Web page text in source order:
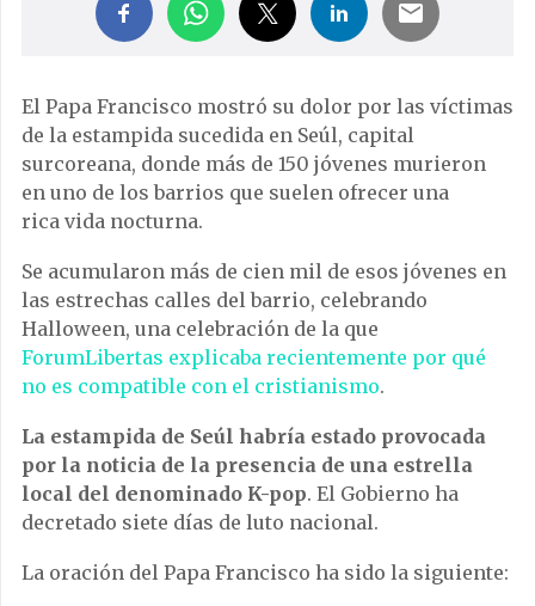
El Papa Francisco mostró su dolor por las víctimas
de la estampida sucedida en Seúl, capital
surcoreana, donde más de 150 jóvenes murieron
en uno de los barrios que suelen ofrecer una
rica vida nocturna.
Se acumularon más de cien mil de esos jóvenes en
las estrechas calles delbarrio, celebrando
Halloween, una celebración de la que
ForumLibertas explicaba recientemente por qué
no es compatible con el cristianismo.
La estampida de Seúl habría estado provocada
por la noticia de la presencia de una estrella
local del denominado K-pop. El Gobierno ha
decretado siete días de luto nacional.
La oración del Papa Francisco ha sido la siguiente: